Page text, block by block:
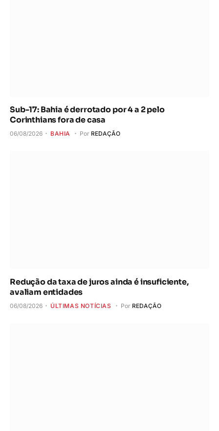
Sub-17: Bahia é derrotado por 4 a 2 pelo
Corinthians fora de casa
06/08/2026 BAHIA Por REDAÇÃO
Redução da taxa de juros ainda é insuficiente,
avaliam entidades
06/08/2026 ÚLTIMAS NOTÍCIAS Por REDAÇÃO